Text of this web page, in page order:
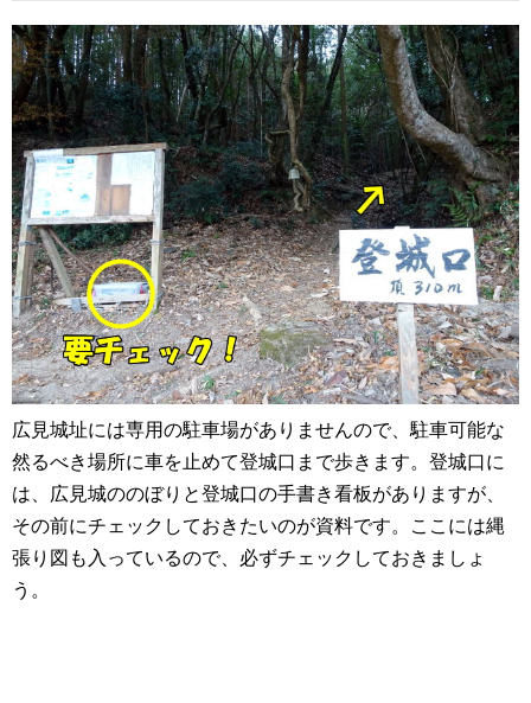
広見城址には専用の駐車場がありませんので、駐車可能な
然るべき場所に車を止めて登城口まで歩きます。登城口に
は、広見城ののぼりと登城口の手書き看板がありますが、
その前にチェックしておきたいのが資料です。ここには縄
張り図も入っているので、必ずチェックしておきましょ
う。